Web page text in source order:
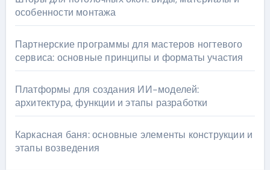
особенности монтажа
Партнерские программы для мастеров ногтевого
сервиса: основные принципы и форматы участия
Платформы для создания ИИ-моделей:
архитектура, функции и этапы разработки
Каркасная баня: основные элементы конструкции и
этапы возведения